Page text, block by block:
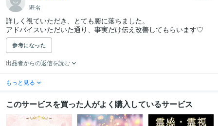
匿名
詳しく視ていただき、とても腑に落ちました。
アドバイスいただいた通り、事実だけ伝え改善してもらいます♡
参考になった
出品者からの返信を読む
もっと見る
このサービスを買った人がよく購入しているサービス